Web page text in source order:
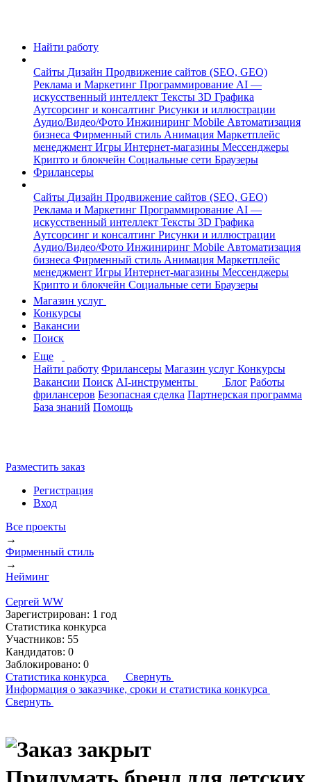
Найти работу
Сайты Дизайн Продвижение сайтов (SEO, GEO)
Реклама и Маркетинг Программирование AI —
искусственный интеллект Тексты 3D Графика
Аутсорсинг и консалтинг Рисунки и иллюстрации
Аудио/Видео/Фото Инжиниринг Mobile Автоматизация
бизнеса Фирменный стиль Анимация Маркетплейс
менеджмент Игры Интернет-магазины Мессенджеры
Крипто и блокчейн Социальные сети Браузеры
Фрилансеры
Сайты Дизайн Продвижение сайтов (SEO, GEO)
Реклама и Маркетинг Программирование AI —
искусственный интеллект Тексты 3D Графика
Аутсорсинг и консалтинг Рисунки и иллюстрации
Аудио/Видео/Фото Инжиниринг Mobile Автоматизация
бизнеса Фирменный стиль Анимация Маркетплейс
менеджмент Игры Интернет-магазины Мессенджеры
Крипто и блокчейн Социальные сети Браузеры
Магазин услуг
Конкурсы
Вакансии
Поиск
Еще
Найти работу Фрилансеры Магазин услуг Конкурсы
Вакансии Поиск AI-инструменты Блог Работы
фрилансеров Безопасная сделка Партнерская программа
База знаний Помощь
Разместить заказ
Регистрация
Вход
Все проекты
→
Фирменный стиль
→
Нейминг
Сергей WW
Зарегистрирован: 1 год
Статистика конкурса
Участников: 55
Кандидатов: 0
Заблокировано: 0
Статистика конкурса
Свернуть
Информация о заказчике, сроки и статистика конкурса
Свернуть